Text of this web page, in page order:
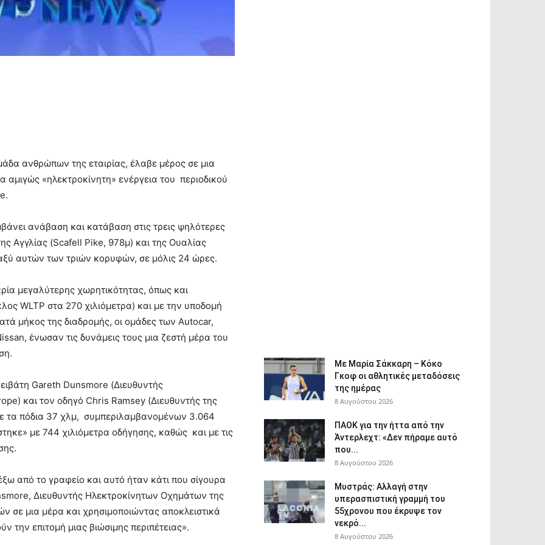
ανθρώπων της εταιρίας, έλαβε μέρος σε μια
αμιγώς «ηλεκτροκίνητη» ενέργεια του περιοδικού
ανάβαση και κατάβαση στις τρεις ψηλότερες
Αγγλίας (Scafell Pike, 978μ) και της Ουαλίας
αυτών των τριών κορυφών, σε μόλις 24 ώρες.
μεγαλύτερης χωρητικότητας, όπως και
WLTP στα 270 χιλιόμετρα) και με την υποδομή
μήκος της διαδρομής, οι ομάδες των Autocar,
ένωσαν τις δυνάμεις τους μια ζεστή μέρα του
Gareth Dunsmore (Διευθυντής
και τον οδηγό Chris Ramsey (Διευθυντής της
τα πόδια 37 χλμ, συμπεριλαμβανομένων 3.064
με 744 χιλιόμετρα οδήγησης, καθώς και με τις
από το γραφείο και αυτό ήταν κάτι που σίγουρα
Διευθυντής Ηλεκτροκίνητων Οχημάτων της
μια μέρα και χρησιμοποιώντας αποκλειστικά
την επιτομή μιας βιώσιμης περιπέτειας».
Με Μαρία Σάκκαρη – Κόκο
Γκοφ οι αθλητικές μεταδόσεις
της ημέρας
8 Αυγούστου 2026
ΠΑΟΚ για την ήττα από την
Άντερλεχτ: «Δεν πήραμε αυτό
που...
8 Αυγούστου 2026
Μυστράς: Αλλαγή στην
υπερασπιστική γραμμή του
55χρονου που έκρυψε τον
νεκρό...
8 Αυγούστου 2026